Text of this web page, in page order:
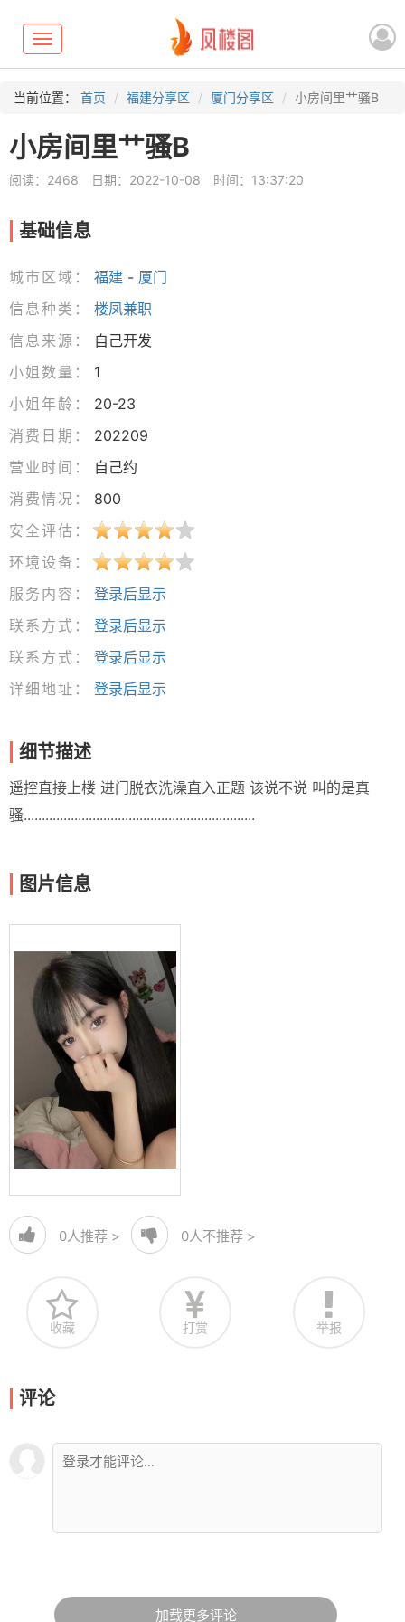
Toggle
navigation
当前位置： 首页 福建分享区 厦门分享区 小房间里艹骚B
小房间里艹骚B
阅读：2468 日期：2022-10-08 时间：13:37:20
基础信息
城市区域： 福建 - 厦门
信息种类：
楼凤兼职
信息来源：
自己开发
小姐数量：
1
小姐年龄：
20-23
消费日期：
202209
营业时间：
自己约
消费情况：
800
安全评估：
环境设备：
服务内容：
登录后显示
联系方式：
登录后显示
联系方式：
登录后显示
详细地址：
登录后显示
细节描述
遥控直接上楼 进门脱衣洗澡直入正题 该说不说 叫的是真
骚................................................................
图片信息
0人推荐 > 0人不推荐 >
收藏 打赏 举报
评论
加载更多评论